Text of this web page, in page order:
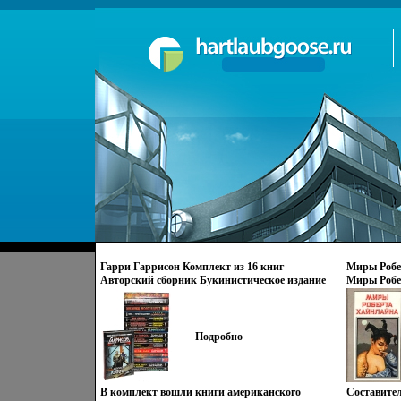
Гарри Гаррисон Комплект из 16 книг
Авторский сборник Букинистическое издание
Сохранность: Хорошая Издательства: Эксмо,
Терра-Книжный клуб, Азбука, 2002 г Твердый
переплет, 7680 стр Формат: 84x108/32 (~130х205
мм) инфо 10435s.
Подробно
В комплект вошли книги американского
Миры
Миры